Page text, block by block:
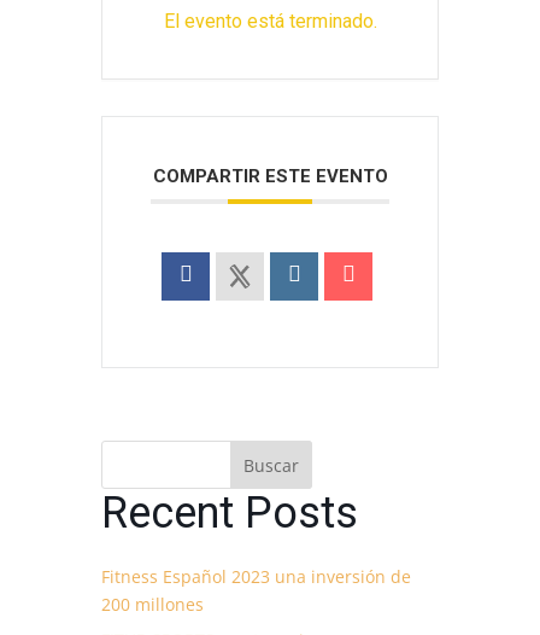
El evento está terminado.
COMPARTIR ESTE EVENTO
Buscar
Recent Posts
Fitness Español 2023 una inversión de
200 millones